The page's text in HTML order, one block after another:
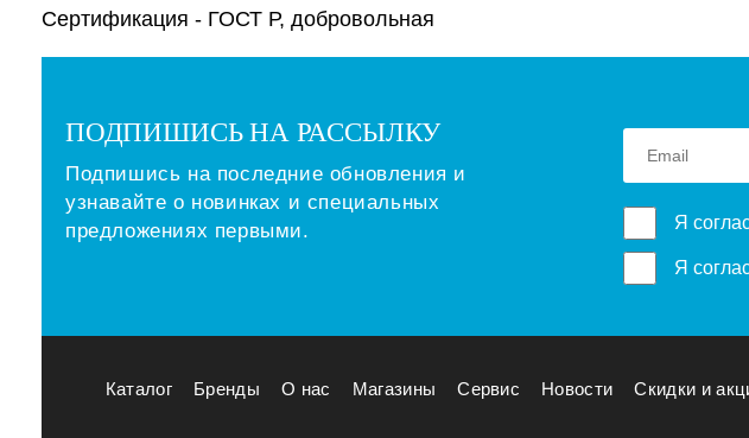
Сертификация - ГОСТ Р, добровольная
ПОДПИШИСЬ НА РАССЫЛКУ
Подпишись на последние обновления и
узнавайте о новинках и специальных
предложениях первыми.
Я
Я
Каталог Бренды О нас Магазины Сервис Новости Скидки и